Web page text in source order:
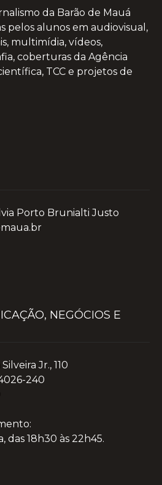
da Barão de Mauá
pelos alunos em audiovisual,
multimídia, vídeos,
coberturas da Agência
TCC e projetos de
Porto Brunialti Justo
NEGÓCIOS E
Jr., 110
240
das 18h30 às 22h45.